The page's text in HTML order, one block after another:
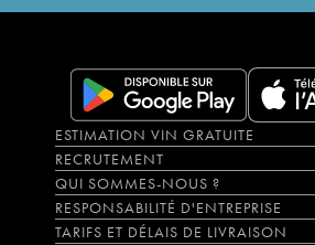
ESTIMATION VIN GRATUITE
RECRUTEMENT
QUI SOMMES-NOUS ?
RESPONSABILITÉ D'ENTREPRISE
TARIFS ET DÉLAIS DE LIVRAISON